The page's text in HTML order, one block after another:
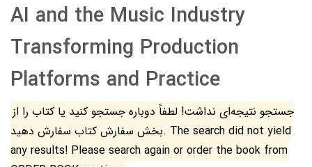
AI and the Music Industry
Transforming Production
Platforms and Practice
جستجو نتیجه‌ای نداشت! لطفاً دوباره جستجو کنید یا کتاب را از
بخش سفارش کتاب سفارش دهید. The search did not yield
any results! Please search again or order the book from